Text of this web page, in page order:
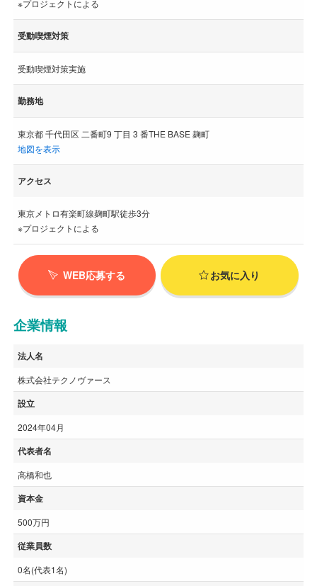
※プロジェクトによる
受動喫煙対策
受動喫煙対策実施
勤務地
東京都 千代田区 二番町9 丁目 3 番THE BASE 麹町
地図を表示
アクセス
東京メトロ有楽町線麹町駅徒歩3分
※プロジェクトによる
WEB応募する お気に入り
企業情報
法人名
株式会社テクノヴァース
設立
2024年04月
代表者名
高橋和也
資本金
500万円
従業員数
0名(代表1名)